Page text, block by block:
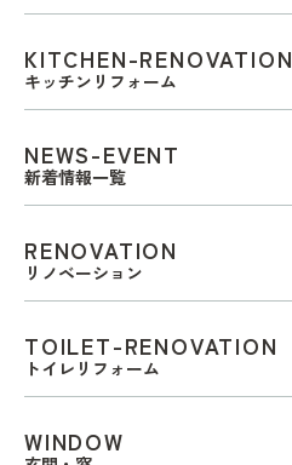
KITCHEN-RENOVATION
キッチンリフォーム
NEWS-EVENT
新着情報一覧
RENOVATION
リノベーション
TOILET-RENOVATION
トイレリフォーム
WINDOW